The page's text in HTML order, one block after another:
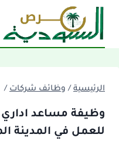
التجاوز
المحتوى
الرئيسية / وظائف شركات /
وظيفة مساعد اداري
للعمل في المدينة